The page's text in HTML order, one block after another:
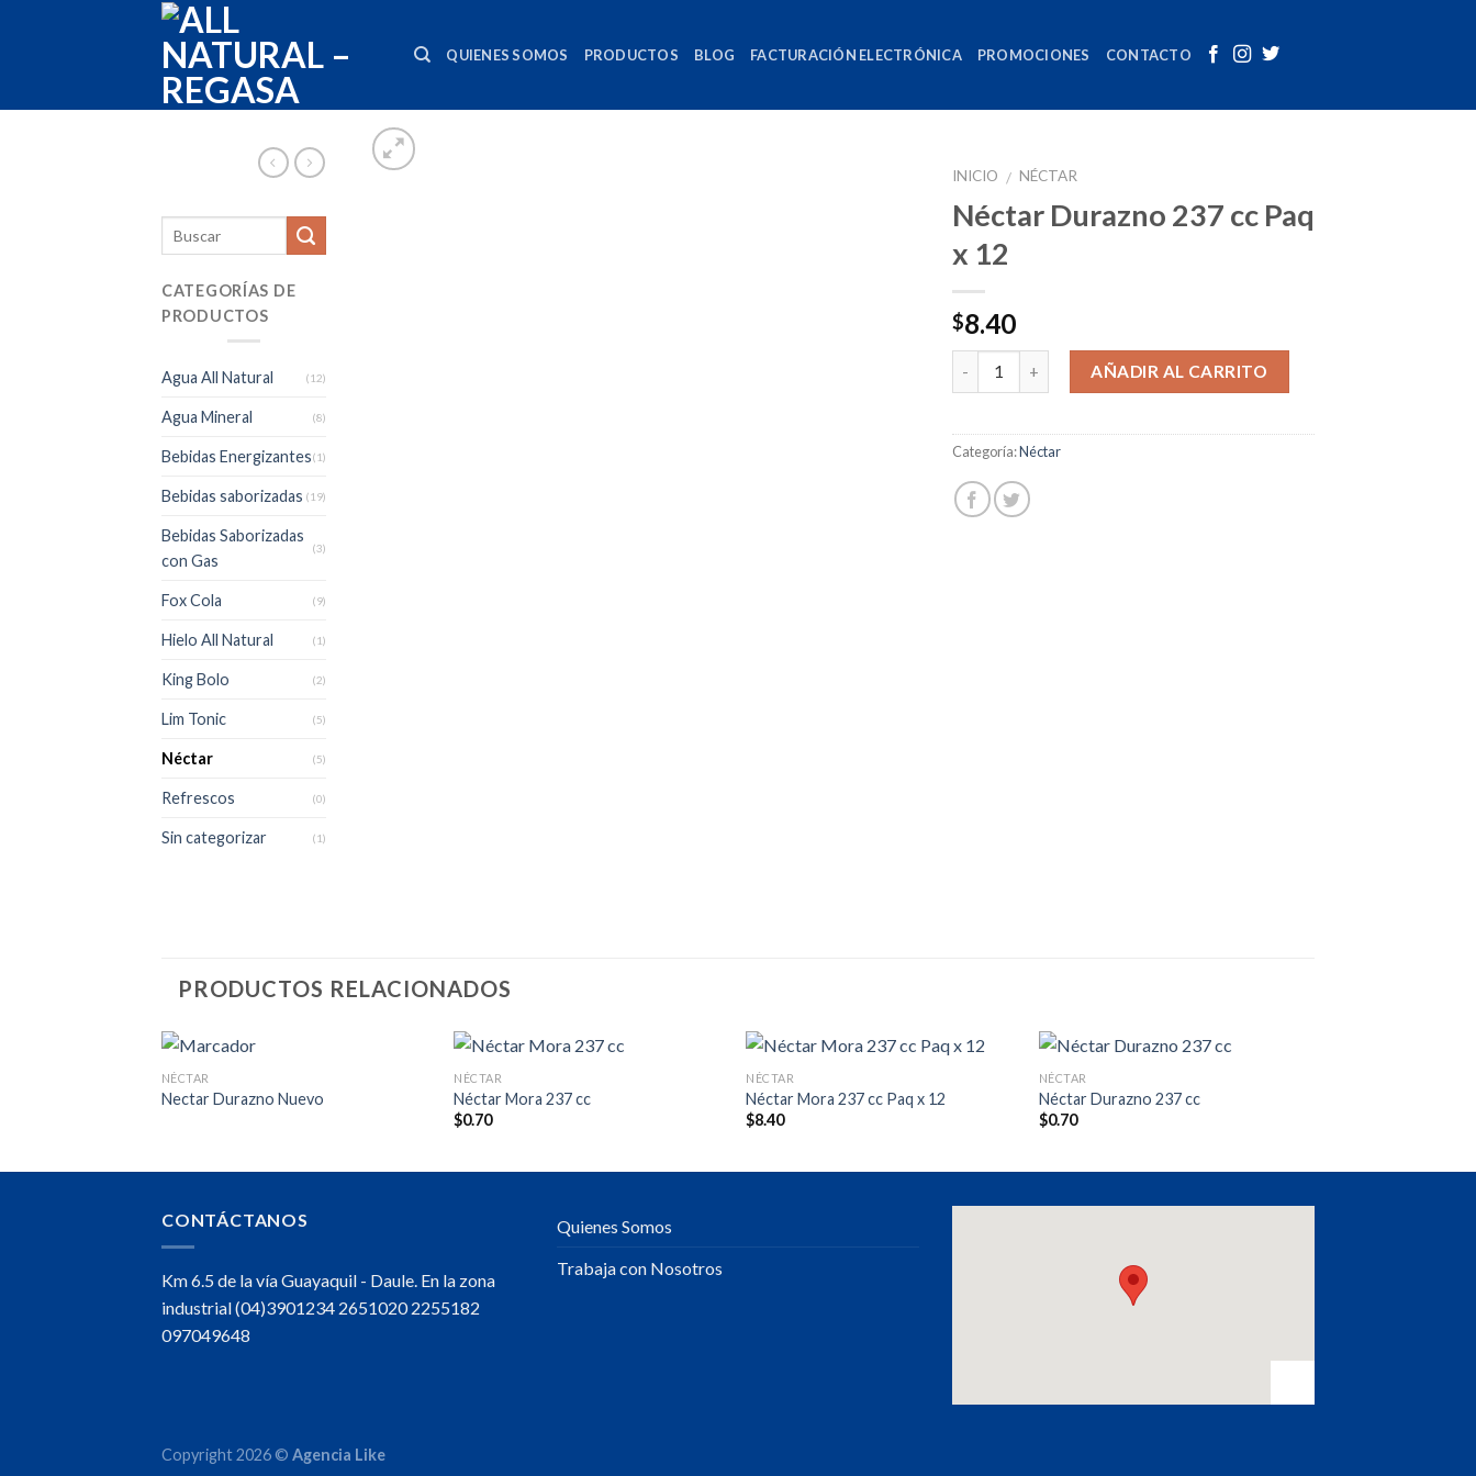
QUIENES SOMOS PRODUCTOS BLOG FACTURACIÓN ELECTRÓNICA PROMOCIONES CONTACTO
CATEGORÍAS DE
PRODUCTOS
Agua All Natural (12)
Agua Mineral (8)
Bebidas Energizantes(1)
Bebidas saborizadas (19)
Bebidas Saborizadas
con Gas
(3)
Fox Cola (9)
Hielo All Natural (1)
King Bolo (2)
Lim Tonic (5)
Néctar (5)
Refrescos (0)
Sin categorizar (1)
INICIO / NÉCTAR
Néctar Durazno 237 cc Paq
x 12
$8.40
Cantidad AÑADIR AL CARRITO
Categoría:Néctar
PRODUCTOS RELACIONADOS
NÉCTAR
Nectar Durazno Nuevo
NÉCTAR
Néctar Mora 237 cc
$0.70
NÉCTAR
Néctar Mora 237 cc Paq x 12
$8.40
NÉCTAR
Néctar Durazno 237 cc
$0.70
CONTÁCTANOS
Km 6.5 de la vía Guayaquil - Daule. En la zona
industrial (04)3901234 2651020 2255182
097049648
Quienes Somos
Trabaja con Nosotros
Copyright 2026 © Agencia Like